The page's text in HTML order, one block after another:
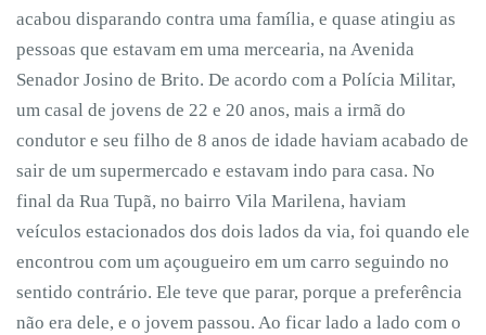
acabou disparando contra uma família, e quase atingiu as
pessoas que estavam em uma mercearia, na Avenida
Senador Josino de Brito. De acordo com a Polícia Militar,
um casal de jovens de 22 e 20 anos, mais a irmã do
condutor e seu filho de 8 anos de idade haviam acabado de
sair de um supermercado e estavam indo para casa. No
final da Rua Tupã, no bairro Vila Marilena, haviam
veículos estacionados dos dois lados da via, foi quando ele
encontrou com um açougueiro em um carro seguindo no
sentido contrário. Ele teve que parar, porque a preferência
não era dele, e o jovem passou. Ao ficar lado a lado com o